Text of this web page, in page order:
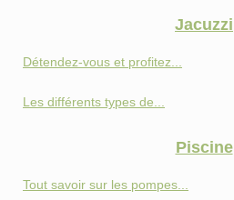
Jacuzzi
Détendez-vous et profitez...
Les différents types de...
Piscine
Tout savoir sur les pompes...